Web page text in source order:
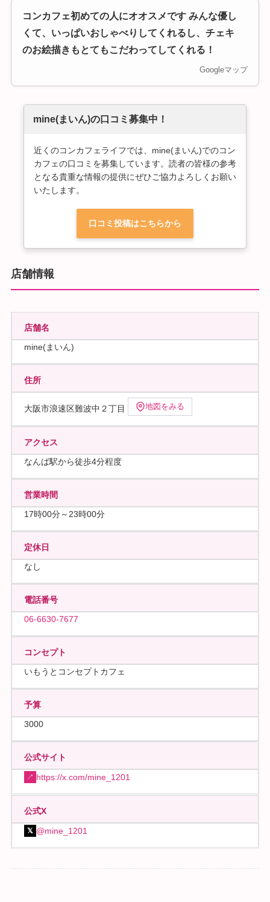
コンカフェ初めての人にオオスメです みんな優し
くて、いっぱいおしゃべりしてくれるし、チェキ
のお絵描きもとてもこだわってしてくれる！
Googleマップ
mine(まいん)の口コミ募集中！
近くのコンカフェライフでは、mine(まいん)でのコン
カフェの口コミを募集しています。読者の皆様の参考
となる貴重な情報の提供にぜひご協力よろしくお願い
いたします。
口コミ投稿はこちらから
店舗情報
店舗名
mine(まいん)
住所
大阪市浪速区難波中２丁目 地図をみる
アクセス
なんば駅から徒歩4分程度
営業時間
17時00分～23時00分
定休日
なし
電話番号
06-6630-7677
コンセプト
いもうとコンセプトカフェ
予算
3000
公式サイト
↗ https://x.com/mine_1201
公式X
𝕏 @mine_1201